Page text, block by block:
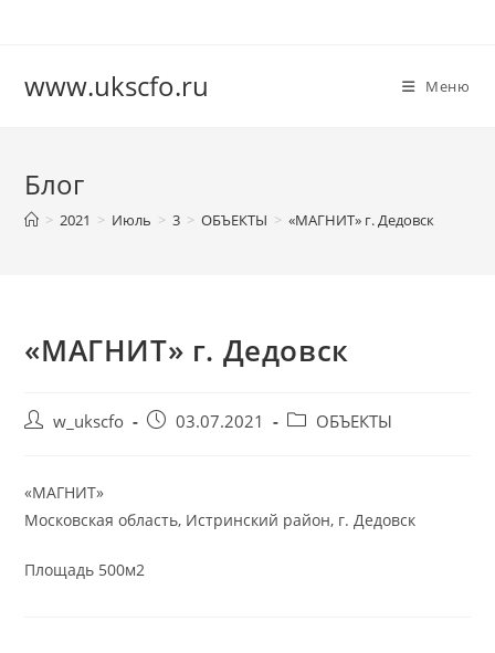
www.ukscfo.ru Меню
Блог
> 2021 > Июль > 3 > ОБЪЕКТЫ > «МАГНИТ» г. Дедовск
«МАГНИТ» г. Дедовск
Авторw_ukscfo
Запись03.07.2021
РубрикаОБЪЕКТЫ
«МАГНИТ»
Московская область, Истринский район, г. Дедовск
Площадь 500м2